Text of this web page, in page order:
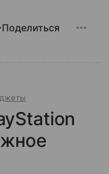
Поделиться